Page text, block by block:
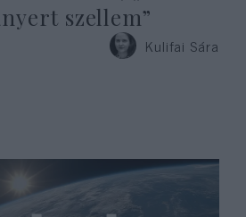
szellem”
Kulifai Sára